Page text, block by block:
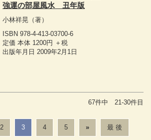
強運の部屋風水 丑年版
小林祥晃 （著）
ISBN 978-4-413-03700-6
定価 本体 1200円 ＋税
出版年月日 2009年2月1日
67件中 21-30件目
2 3 4 5 » 最 後